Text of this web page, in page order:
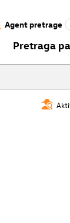
Agent pretrage
Pretraga